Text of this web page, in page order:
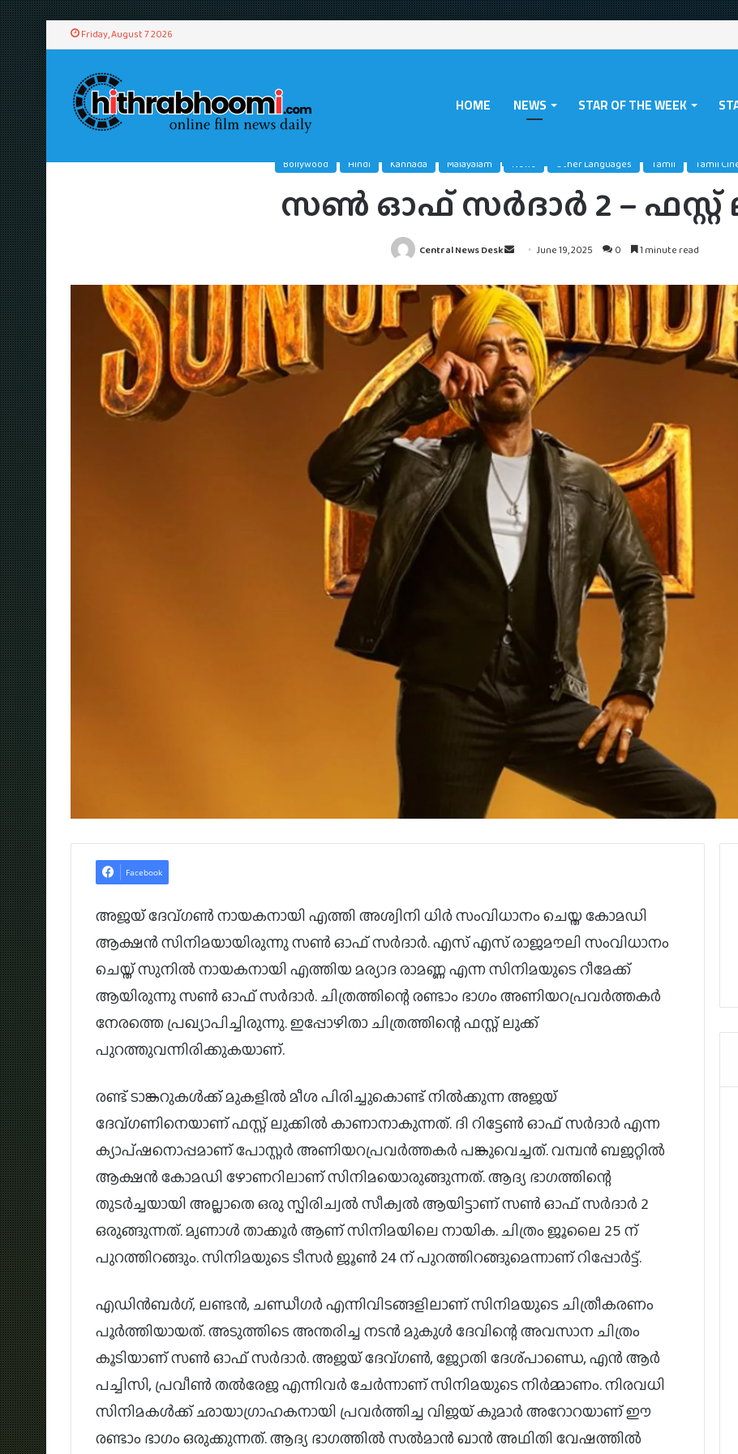
Friday, August 7 2026
HOME NEWS STAR OF THE WEEK
Bollywood Hindi Kannada Malayalam News Other Languages Tamil Tamil
സൺ ഓഫ് സർദാർ 2 – ഫസ്റ്റ്
Central News Desk
Send
email
June 19, 2025 0 1 minute read
Facebook
അജയ് ദേവ്ഗൺ നായകനായി എത്തി അശ്വിനി ധിർ സംവിധാനം ചെയ്ത കോമഡി
ആക്ഷൻ സിനിമയായിരുന്നു സൺ ഓഫ് സർദാർ. എസ് എസ് രാജമൗലി സംവിധാനം
ചെയ്ത് സുനിൽ നായകനായി എത്തിയ മര്യാദ രാമണ്ണ എന്ന സിനിമയുടെ റീമേക്ക്
ആയിരുന്നു സൺ ഓഫ് സർദാർ. ചിത്രത്തിന്റെ രണ്ടാം ഭാഗം അണിയറപ്രവർത്തകർ
നേരത്തെ പ്രഖ്യാപിച്ചിരുന്നു. ഇപ്പോഴിതാ ചിത്രത്തിന്റെ ഫസ്റ്റ് ലുക്ക്
പുറത്തുവന്നിരിക്കുകയാണ്.
രണ്ട് ടാങ്കറുകൾക്ക് മുകളിൽ മീശ പിരിച്ചുകൊണ്ട് നിൽക്കുന്ന അജയ്
ദേവ്ഗണിനെയാണ് ഫസ്റ്റ് ലുക്കിൽ കാണാനാകുന്നത്. ദി റിട്ടേൺ ഓഫ് സർദാർ എന്ന
ക്യാപ്ഷനൊപ്പമാണ് പോസ്റ്റർ അണിയറപ്രവർത്തകർ പങ്കുവെച്ചത്. വമ്പൻ ബജറ്റിൽ
ആക്ഷൻ കോമഡി ഴോണറിലാണ് സിനിമയൊരുങ്ങുന്നത്. ആദ്യ ഭാഗത്തിന്റെ
തുടർച്ചയായി അല്ലാതെ ഒരു സ്പിരിച്വൽ സീക്വൽ ആയിട്ടാണ് സൺ ഓഫ് സർദാർ 2
ഒരുങ്ങുന്നത്. മൃണാൾ താക്കൂർ ആണ് സിനിമയിലെ നായിക. ചിത്രം ജൂലൈ 25 ന്
പുറത്തിറങ്ങും. സിനിമയുടെ ടീസർ ജൂൺ 24 ന് പുറത്തിറങ്ങുമെന്നാണ് റിപ്പോർട്ട്.
എഡിൻബർഗ്, ലണ്ടൻ, ചണ്ഡീഗർ എന്നിവിടങ്ങളിലാണ് സിനിമയുടെ ചിത്രീകരണം
പൂർത്തിയായത്. അടുത്തിടെ അന്തരിച്ച നടൻ മുകുൾ ദേവിന്റെ അവസാന ചിത്രം
കൂടിയാണ് സൺ ഓഫ് സർദാർ. അജയ് ദേവ്ഗൺ, ജ്യോതി ദേശ്പാണ്ഡെ, എൻ ആർ
പച്ചിസി, പ്രവീൺ തൽരേജ എന്നിവർ ചേർന്നാണ് സിനിമയുടെ നിർമ്മാണം. നിരവധി
സിനിമകൾക്ക് ഛായാഗ്രാഹകനായി പ്രവർത്തിച്ച വിജയ് കുമാർ അറോറയാണ് ഈ
രണ്ടാം ഭാഗം ഒരുക്കുന്നത്. ആദ്യ ഭാഗത്തിൽ സൽമാൻ ഖാൻ അഥിതി വേഷത്തിൽ